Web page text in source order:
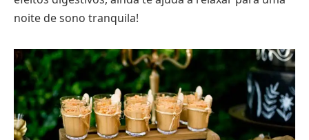
noite de sono tranquila!